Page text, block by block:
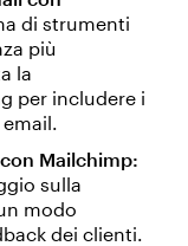
di strumenti
più
la
per includere i
Mailchimp:
sulla
modo
dei clienti.